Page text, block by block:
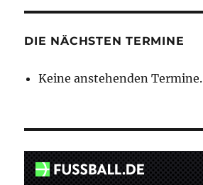
DIE NÄCHSTEN TERMINE
Keine anstehenden Termine.